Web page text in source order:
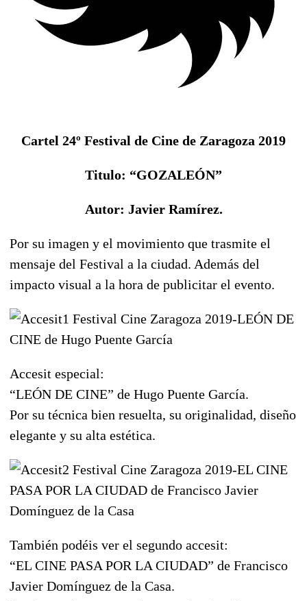
Cartel 24º Festival de Cine de Zaragoza 2019
Titulo: “GOZALEÓN”
Autor: Javier Ramírez.
Por su imagen y el movimiento que trasmite el
mensaje del Festival a la ciudad. Además del
impacto visual a la hora de publicitar el evento.
Accesit especial:
“LEÓN DE CINE” de Hugo Puente García.
Por su técnica bien resuelta, su originalidad, diseño
elegante y su alta estética.
También podéis ver el segundo accesit:
“EL CINE PASA POR LA CIUDAD” de Francisco
Javier Domínguez de la Casa.